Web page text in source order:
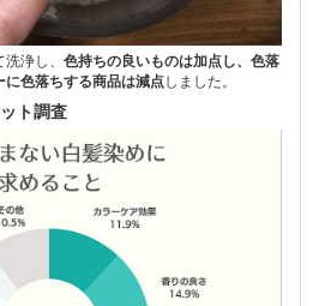
浄し、 色持ちの良いものは加点し、色落
に色落ちする商品は減点しました。
ト調査